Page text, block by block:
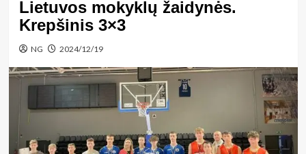
Lietuvos mokyklų žaidynės.
Krepšinis 3×3
NG 2024/12/19